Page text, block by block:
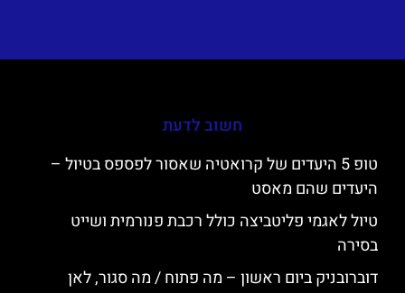
חשוב לדעת
טופ 5 היעדים של קרואטיה שאסור לפספס בטיול –
היעדים שהם מאסט
טיול לאגמי פליטביצה כולל רכבת פנורמית ושייט
בסירה
דוברובניק ביום ראשון – מה פתוח / מה סגור, לאן